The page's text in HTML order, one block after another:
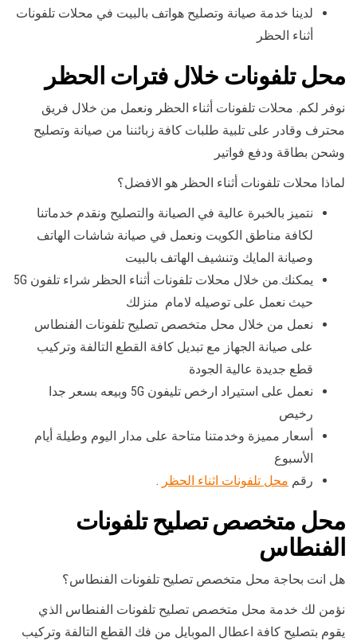
لدينا خدمة صيانة وتصليح هواتف بالبيت في محلات تلفونات
أثناء الحظر
محل تلفونات خلال فترات الحظر
نوفر لكم. محلات تلفونات أثناء الحظر ونعمل من خلال فريق
محترف وقادر على تلبية طلبات كافة زبائننا من صيانة وتصليح
وشحن بطاقة ودفع فواتير
لماذا محلات تلفونات أثناء الحظر هو الافضل؟
نتميز بالخبرة عالية في الصيانة والتصليح ونقدم خدماتنا
لكافة مناطق الكويت ونعمل في صيانة شاشات الهاتف
وصيانة المايك وتنشيف الهاتف بالبيت
يمكنك.من خلال محلات تلفونات أثناء الحظر شراء تلفون 5G
حيث نعمل على توصيله لامام منزلك
نعمل من خلال محل متخصص تصليح تلفونات الفنطاس
على صيانة الجهاز مع تبديل كافة القطع التالفة وتركيب
قطع جديدة عالية الجودة
نعمل على استيراد ارخص تليفون 5G وبيعه بسعر جدا
رخيص
أسعار مميزة وخدمتنا متاحة على مدار اليوم وطيلة أيام
الأسبوع
رقم محل تلفونات اثناء الحظر .
محل متخصص تصليح تلفونات
الفنطاس
هل انت بحاجة محل متخصص تصليح تلفونات الفنطاس؟
نؤمن لك خدمة محل متخصص تصليح تلفونات الفنطاس الذي
يقوم بتصليح كافة اعطال الموبايل من فك القطع التالفة وتركيب